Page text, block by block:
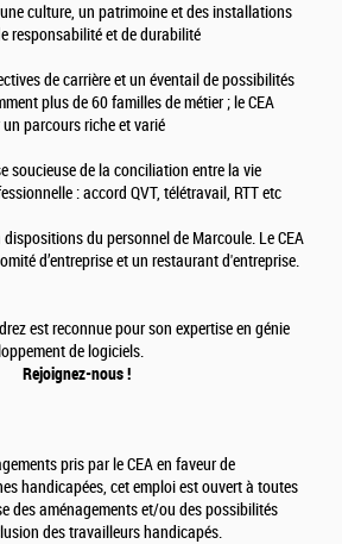
culture, un patrimoine et des installations
responsabilité et de durabilité
de carrière et un éventail de possibilités
plus de 60 familles de métier ; le CEA
parcours riche et varié
soucieuse de la conciliation entre la vie
: accord QVT, télétravail, RTT etc
du personnel de Marcoule. Le CEA
d’entreprise et un restaurant d'entreprise.
est reconnue pour son expertise en génie
de logiciels.
Rejoignez-nous !
pris par le CEA en faveur de
handicapées, cet emploi est ouvert à toutes
des aménagements et/ou des possibilités
des travailleurs handicapés.